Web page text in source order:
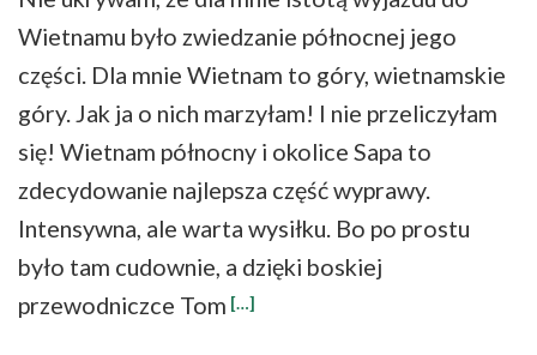
Wietnamu było zwiedzanie północnej jego
części. Dla mnie Wietnam to góry, wietnamskie
góry. Jak ja o nich marzyłam! I nie przeliczyłam
się! Wietnam północny i okolice Sapa to
zdecydowanie najlepsza część wyprawy.
Intensywna, ale warta wysiłku. Bo po prostu
było tam cudownie, a dzięki boskiej
przewodniczce Tom […]